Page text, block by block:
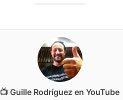
📺 Guille Rodríguez en YouTube